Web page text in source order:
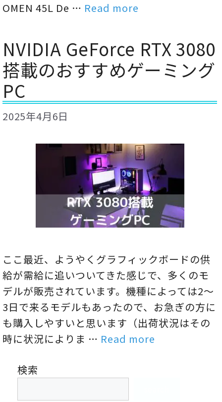
OMEN 45L De … Read more
NVIDIA GeForce RTX 3080
搭載のおすすめゲーミング
PC
2025年4月6日
ここ最近、ようやくグラフィックボードの供
給が需給に追いついてきた感じで、多くのモ
デルが販売されています。機種によっては2～
3日で来るモデルもあったので、お急ぎの方に
も購入しやすいと思います（出荷状況はその
時に状況によりま … Read more
検索